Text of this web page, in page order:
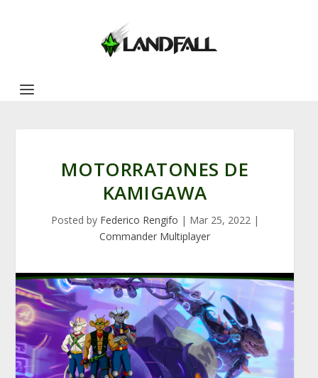
MOTORRATONES DE
KAMIGAWA
Posted by Federico Rengifo | Mar 25, 2022|
Commander Multiplayer